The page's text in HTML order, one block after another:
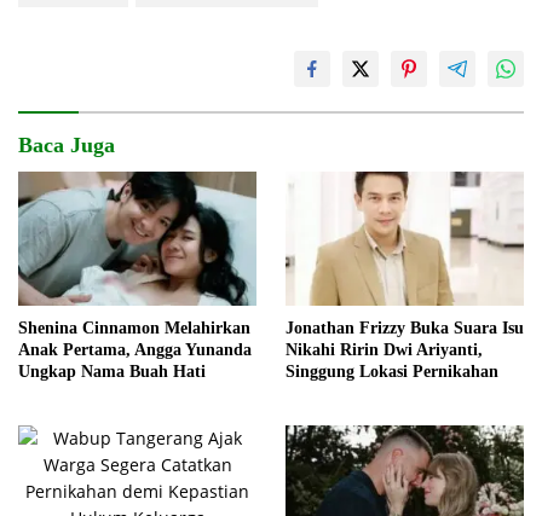
Baca Juga
Shenina Cinnamon Melahirkan
Anak Pertama, Angga Yunanda
Ungkap Nama Buah Hati
Jonathan Frizzy Buka Suara Isu
Nikahi Ririn Dwi Ariyanti,
Singgung Lokasi Pernikahan